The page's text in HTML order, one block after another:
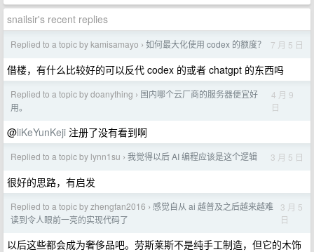
snailsir's recent replies
Replied to a topic by kamisamayo › 如何最大化使用 codex 的额度？ 7 月 5 日
借楼，有什么比较好的可以反代 codex 的或者 chatgpt 的东西吗
Replied to a topic by doanything › 国内哪个云厂商的服务器便宜好
用。
4 月 9
日
@liKeYunKeji 注册了没有看到啊
Replied to a topic by lynn1su › 我觉得以后 AI 编程应该是这个逻辑 3 月 5 日
很好的思路，有启发
Replied to a topic by zhengfan2016 › 感觉自从 ai 越普及之后越来越难
读到令人眼前一亮的实现代码了
3 月 5
日
以后这些都会成为奢侈品吧。劳斯莱斯不是纯手工制造，但它的木饰